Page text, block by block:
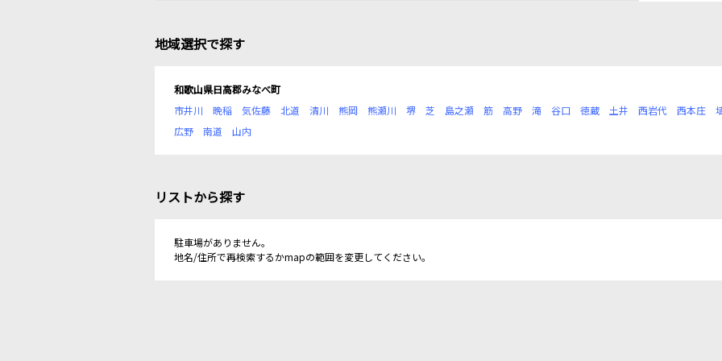
地域選択で探す
和歌山県日高郡みなべ町
市井川
晩稲 気佐藤 北道 清川 熊岡 熊瀬川 堺 芝 島之瀬 筋 高野 滝 谷口 徳蔵 土井 西岩代 西本庄
広野
南道 山内
リストから探す
駐車場がありません。
地名/住所で再検索するかmapの範囲を変更してください。